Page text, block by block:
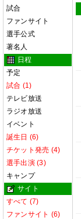
試合
ファンサイト
選手公式
著名人
日程
予定
試合 (1)
テレビ放送
ラジオ放送
イベント
誕生日 (6)
チケット発売 (4)
選手出演 (3)
キャンプ
サイト
すべて (7)
ファンサイト (6)